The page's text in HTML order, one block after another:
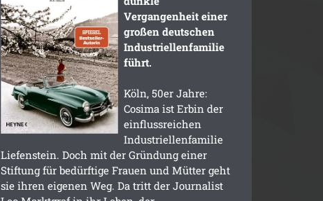
Vergangenheit einer
großen deutschen
Industriellenfamilie
führt.
Köln, 50er Jahre:
Cosima ist Erbin der
einflussreichen
Industriellenfamilie
Liefenstein. Doch mit der Gründung einer
Stiftung für bedürftige Frauen und Mütter geht
sie ihren eigenen Weg. Da tritt der Journalist